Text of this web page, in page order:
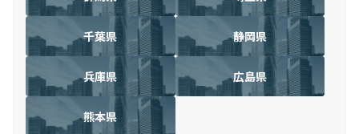
千葉県 静岡県
兵庫県 広島県
熊本県